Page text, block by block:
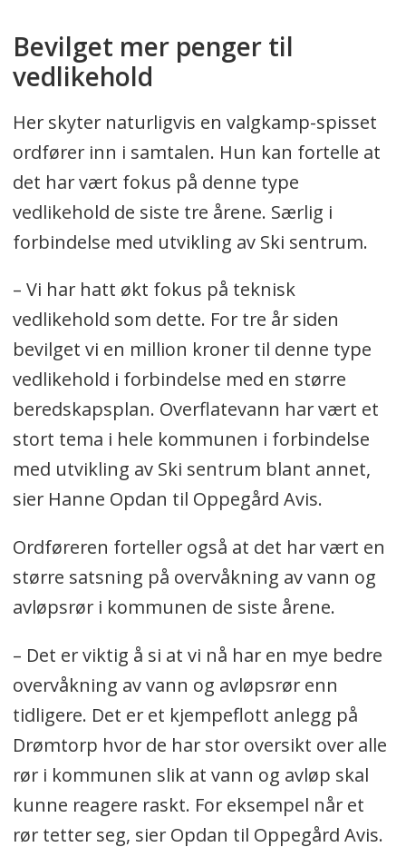
Bevilget mer penger til
vedlikehold
Her skyter naturligvis en valgkamp-spisset
ordfører inn i samtalen. Hun kan fortelle at
det har vært fokus på denne type
vedlikehold de siste tre årene. Særlig i
forbindelse med utvikling av Ski sentrum.
– Vi har hatt økt fokus på teknisk
vedlikehold som dette. For tre år siden
bevilget vi en million kroner til denne type
vedlikehold i forbindelse med en større
beredskapsplan. Overflatevann har vært et
stort tema i hele kommunen i forbindelse
med utvikling av Ski sentrum blant annet,
sier Hanne Opdan til Oppegård Avis.
Ordføreren forteller også at det har vært en
større satsning på overvåkning av vann og
avløpsrør i kommunen de siste årene.
– Det er viktig å si at vi nå har en mye bedre
overvåkning av vann og avløpsrør enn
tidligere. Det er et kjempeflott anlegg på
Drømtorp hvor de har stor oversikt over alle
rør i kommunen slik at vann og avløp skal
kunne reagere raskt. For eksempel når et
rør tetter seg, sier Opdan til Oppegård Avis.